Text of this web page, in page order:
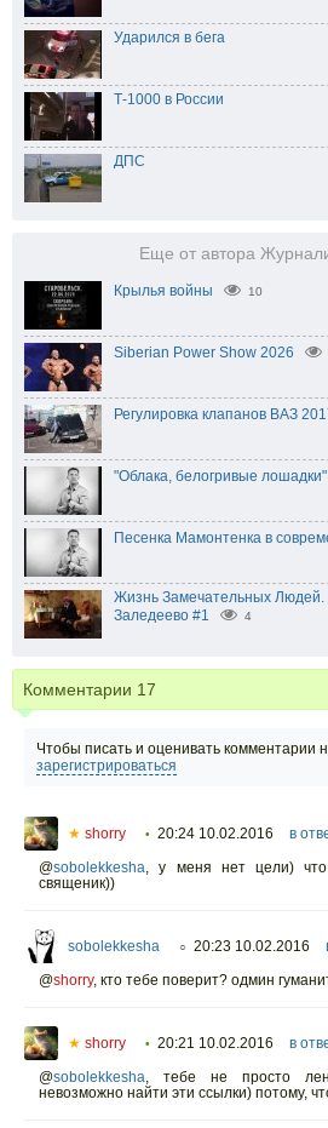
Ударился в бега
Т-1000 в России
ДПС
Еще от автора
Крылья войны 10
Siberian Power Show 2026
Регулировка клапанов ВАЗ
"Облака, белогривые
Песенка Мамонтенка в
Жизнь Замечательных Людей.
Заледеево #1
4
Комментарии 17
Чтобы писать и оценивать комментарии
зарегистрироваться
★ shorry • 20:24 10.02.2016 в
@sobolekkesha,у меня нет цели)
священик))
sobolekkesha ○ 20:23 10.02.2016
@shorry, кто тебе поверит? одмин
★ shorry • 20:21 10.02.2016 в
@sobolekkesha, тебе не просто
невозможно найти эти ссылки) потому,